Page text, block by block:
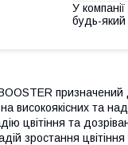
У
будь-
призначений
високоякісних та
цвітіння та
зростання